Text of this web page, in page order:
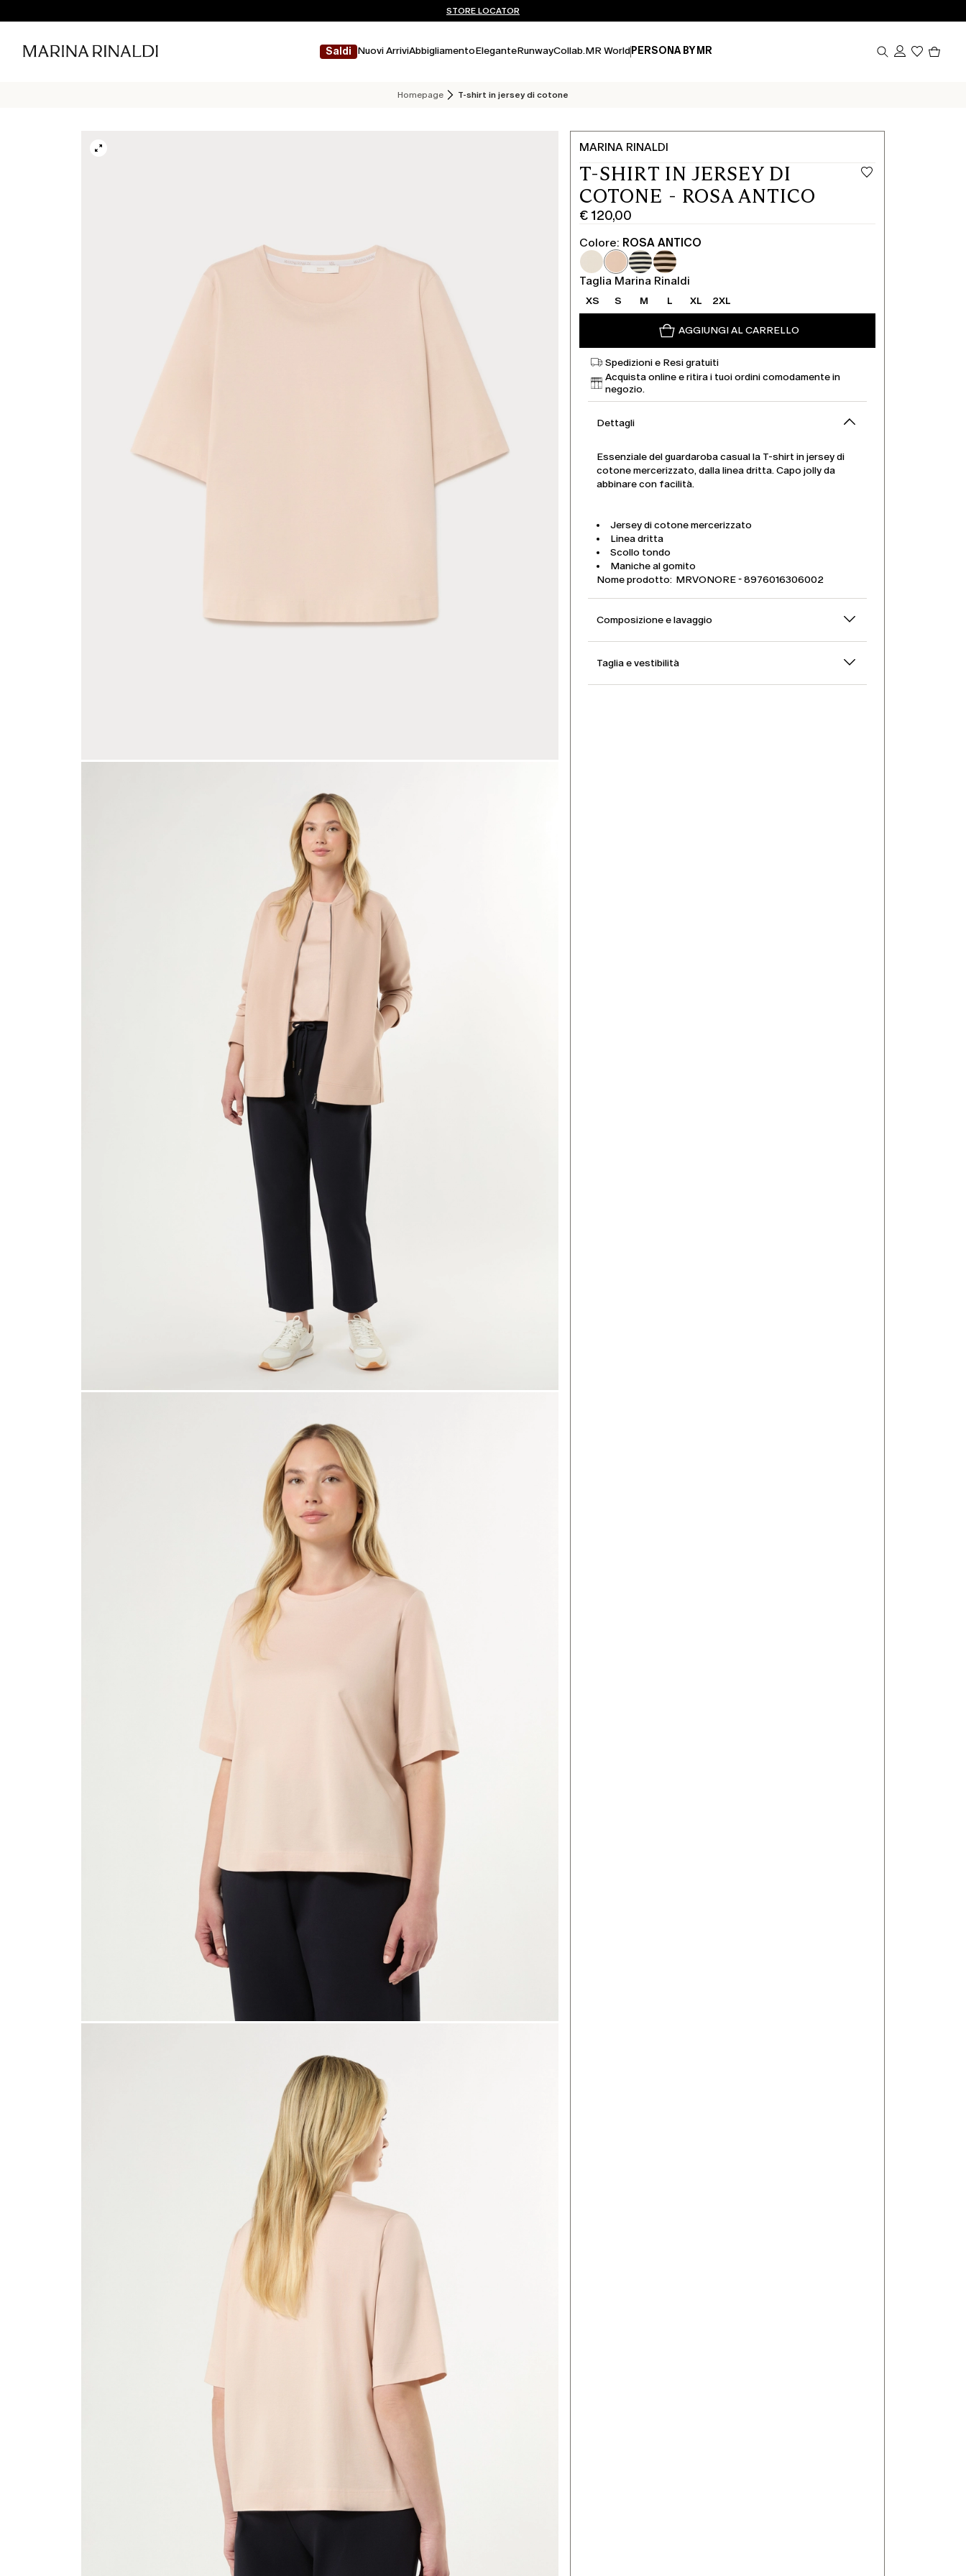
SPEDIZIONI E RESI GRATUITI
Non hai un MyAccount? REGISTRATI SUBITO
STORE LOCATOR
Saldi Nuovi ArriviAbbigliamentoEleganteRunwayCollab.MR World PERSONA BY MR
Homepage T-shirt in jersey di cotone
MARINA RINALDI
T-SHIRT IN JERSEY DI
COTONE - ROSA ANTICO
€ 120,00
Prezzo
corrente
€
120,00
Colore: ROSA ANTICO
Taglia Marina Rinaldi
XS S M L XL 2XL
AGGIUNGI AL CARRELLO
Spedizioni e Resi gratuiti
Acquista online e ritira i tuoi ordini comodamente in
negozio.
Dettagli
Essenziale del guardaroba casual la T-shirt in jersey di
cotone mercerizzato, dalla linea dritta. Capo jolly da
abbinare con facilità.
Jersey di cotone mercerizzato
Linea dritta
Scollo tondo
Maniche al gomito
Nome prodotto: MRVONORE - 8976016306002
Composizione e lavaggio
Taglia e vestibilità